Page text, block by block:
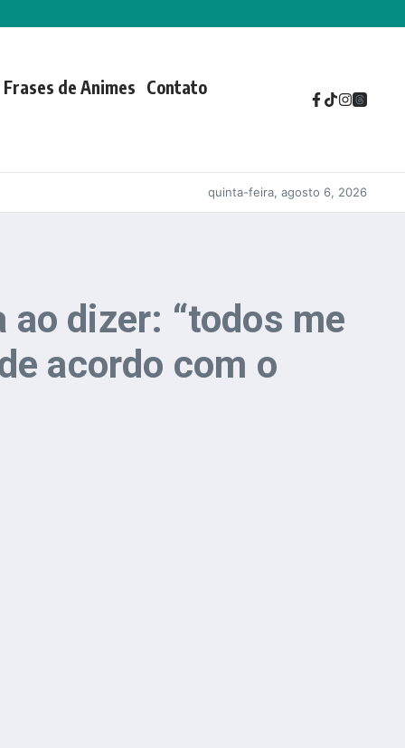
Frases de Animes Contato
quinta-feira, agosto 6, 2026
dizer: “todos me
acordo com o